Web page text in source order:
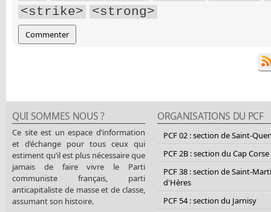
<strike>
<strong>
QUI SOMMES NOUS ?
Ce site est un espace d’information
et d’échange pour tous ceux qui
estiment qu’il est plus nécessaire que
jamais de faire vivre le Parti
communiste français, parti
anticapitaliste de masse et de classe,
assumant son histoire.
ORGANISATIONS DU PCF
PCF 02 : section de Saint-
PCF 2B : section du Cap Corse
PCF 38 : section de Saint-
d'Hères
PCF 54 : section du Jarnisy